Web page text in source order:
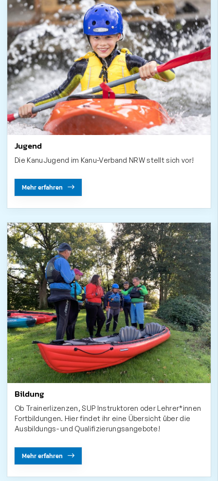
Jugend
Die KanuJugend im Kanu-Verband NRW stellt sich vor!
Mehr erfahren
Bildung
Ob Trainerlizenzen, SUP Instruktoren oder Lehrer*innen
Fortbildungen. Hier findet ihr eine Übersicht über die
Ausbildungs- und Qualifizierungsangebote!
Mehr erfahren